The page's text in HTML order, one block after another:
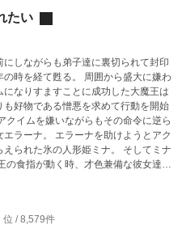
たい
しながらも弟子達に裏切られて封印
の時を経て甦る。 周囲から盛大に嫌わ
なりすますことに成功した大魔王は
も好物である憎悪を求めて行動を開始
クイムを嫌いながらもその命令に逆ら
エラーナ。 エラーナを助けようとアク
えられた氷の人形姫ミナ。 そしてミナ
の食指が動く時、才色兼備な彼女達が
位 / 8,579件